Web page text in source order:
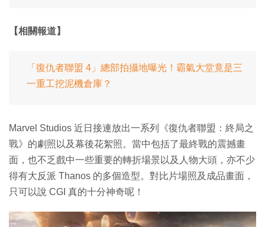
【相關報道】
「復仇者聯盟 4」總部拍攝地曝光！霸氣大堂竟是三
一重工挖泥機倉庫？
Marvel Studios 近日接連放出一系列《復仇者聯盟：終局之
戰》的劇照以及幕後花絮照。當中包括了最終戰的震撼畫
面，也不乏戲中一些重要的轉折場景以及人物大頭，亦不少
得有大反派 Thanos 的多個造型。對比片場照及成品畫面，
只可以說 CGI 真的十分神奇呢！